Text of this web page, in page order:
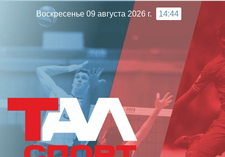
Воскресенье 09 августа 2026 г. 14:44